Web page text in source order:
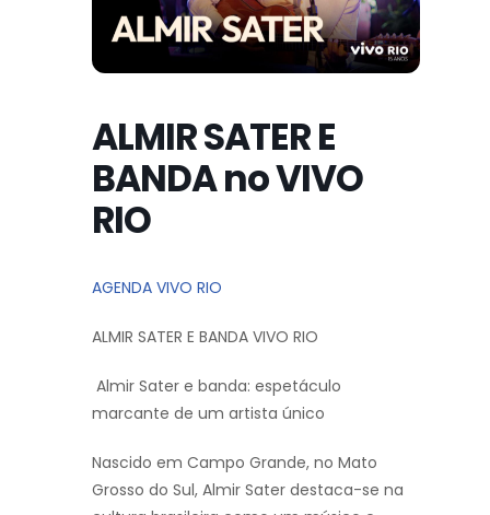
ALMIR SATER E
BANDA no VIVO
RIO
AGENDA VIVO RIO
ALMIR SATER E BANDA VIVO RIO
Almir Sater e banda: espetáculo
marcante de um artista único
Nascido em Campo Grande, no Mato
Grosso do Sul, Almir Sater destaca-se na